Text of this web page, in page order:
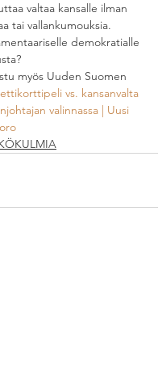
valtaa kansalle ilman
tai vallankumouksia.
demokratialle
myös Uuden Suomen
vs. kansanvalta
valinnassa | Uusi